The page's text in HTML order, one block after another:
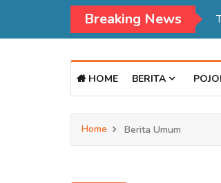
Breaking News
HOME BERITA
Home Berita Umum